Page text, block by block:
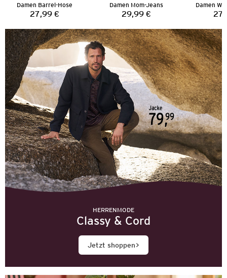
Damen Barrel-Hose
Preis:
27,99 €
Damen Mom-Jeans
Preis:
29,99 €
Damen
HERRENMODE
Classy & Cord
Jetzt shoppen